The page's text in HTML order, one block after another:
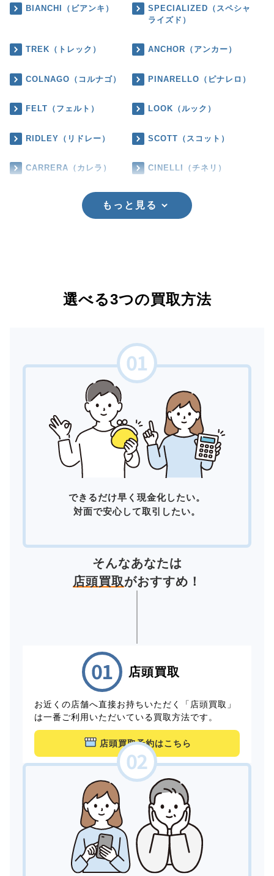
BIANCHI（ビアンキ）
SPECIALIZED（スペシャ
ライズド）
TREK（トレック） ANCHOR（アンカー）
COLNAGO（コルナゴ） PINARELLO（ピナレロ）
FELT（フェルト） LOOK（ルック）
RIDLEY（リドレー） SCOTT（スコット）
CARRERA（カレラ） CINELLI（チネリ）
もっと見る
選べる3つの買取方法
できるだけ早く現金化したい。
対面で安心して取引したい。
そんなあなたは
店頭買取がおすすめ！
店頭買取
お近くの店舗へ直接お持ちいただく「店頭買取」
は一番ご利用いただいている買取方法です。
店頭買取予約はこちら